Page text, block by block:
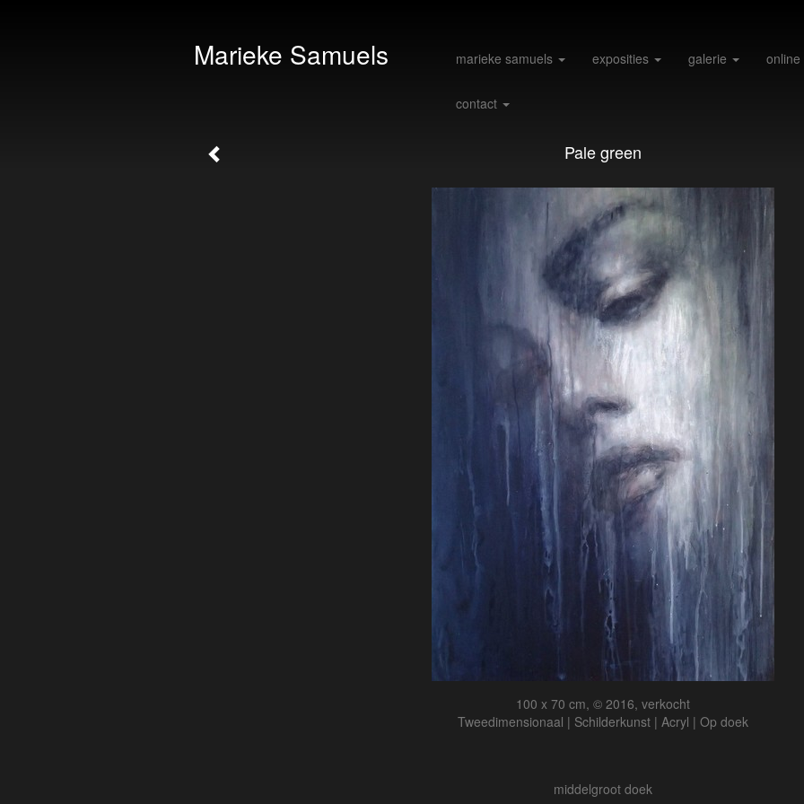
Marieke Samuels marieke samuels exposities galerie online
contact
Pale green
100 x 70 cm, © 2016, verkocht
Tweedimensionaal | Schilderkunst | Acryl | Op doek
middelgroot doek